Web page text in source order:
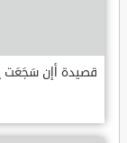
قصيدة أإن سَجَعَت